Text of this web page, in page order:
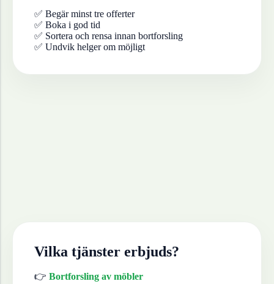
✅ Begär minst tre offerter
✅ Boka i god tid
✅ Sortera och rensa innan bortforsling
✅ Undvik helger om möjligt
Vilka tjänster erbjuds?
👉 Bortforsling av möbler